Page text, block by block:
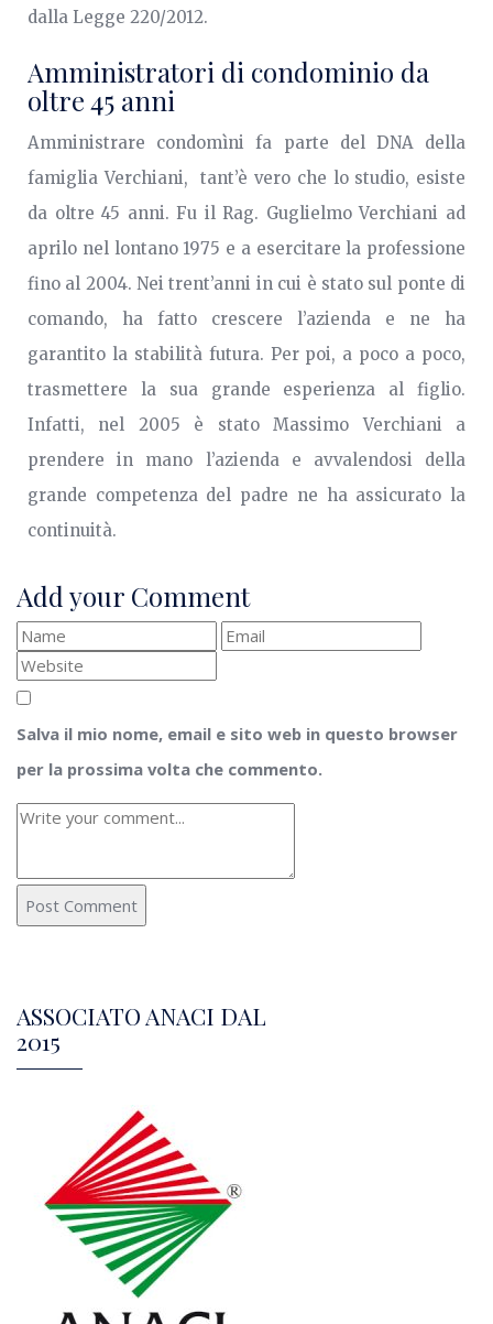
dalla Legge 220/2012.
Amministratori di condominio da
oltre 45 anni
Amministrare condomìni fa parte del DNA della
famiglia Verchiani, tant’è vero che lo studio, esiste
da oltre 45 anni. Fu il Rag. Guglielmo Verchiani ad
aprilo nel lontano 1975 e a esercitare la professione
fino al 2004. Nei trent’anni in cui è stato sul ponte di
comando, ha fatto crescere l’azienda e ne ha
garantito la stabilità futura. Per poi, a poco a poco,
trasmettere la sua grande esperienza al figlio.
Infatti, nel 2005 è stato Massimo Verchiani a
prendere in mano l’azienda e avvalendosi della
grande competenza del padre ne ha assicurato la
continuità.
Add your Comment
Salva il mio nome, email e sito web in questo browser
per la prossima volta che commento.
ASSOCIATO ANACI DAL
2015